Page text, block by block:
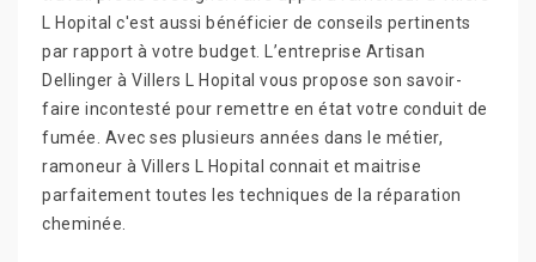
L Hopital c'est aussi bénéficier de conseils pertinents
par rapport à votre budget. L’entreprise Artisan
Dellinger à Villers L Hopital vous propose son savoir-
faire incontesté pour remettre en état votre conduit de
fumée. Avec ses plusieurs années dans le métier,
ramoneur à Villers L Hopital connait et maitrise
parfaitement toutes les techniques de la réparation
cheminée.